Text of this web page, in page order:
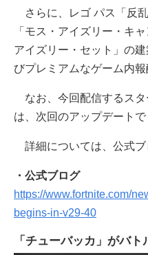
さらに、レゴ パス「反
「モス・アイズリー・キ
アイズリー・セット」の
びプレミアムなゲーム内報
なお、今回配信するスタ
は、次回のアップデート
詳細については、公式ブ
・公式ブログ
https://www.fortnite.com/
begins-in-v29-40
「チューバッカ」がバ